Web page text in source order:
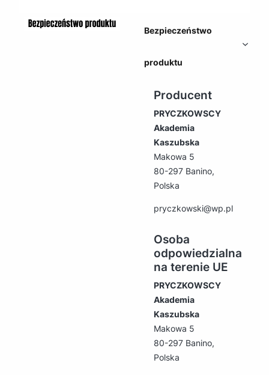
Bezpieczeństwo
produktu
Producent
PRYCZKOWSCY
Akademia
Kaszubska
Makowa 5
80-297 Banino,
Polska
pryczkowski@wp.pl
Osoba
odpowiedzialna
na terenie UE
PRYCZKOWSCY
Akademia
Kaszubska
Makowa 5
80-297 Banino,
Polska